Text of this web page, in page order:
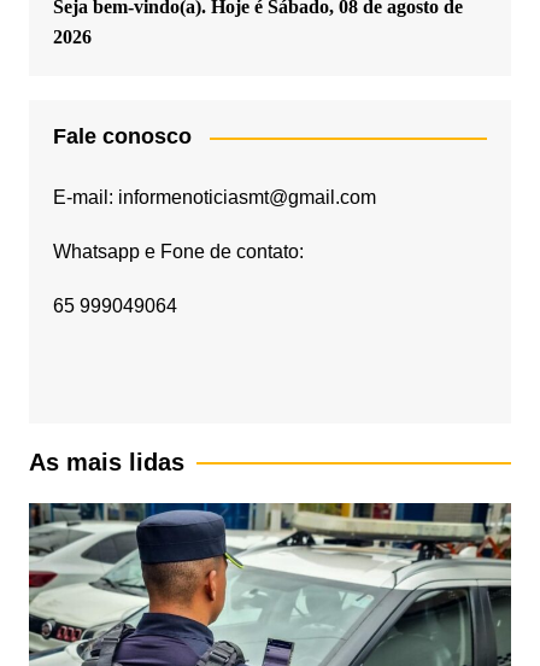
Seja bem-vindo(a). Hoje é Sábado, 08 de agosto de
2026
Fale conosco
E-mail: informenoticiasmt@gmail.com
Whatsapp e Fone de contato:
65 999049064
As mais lidas